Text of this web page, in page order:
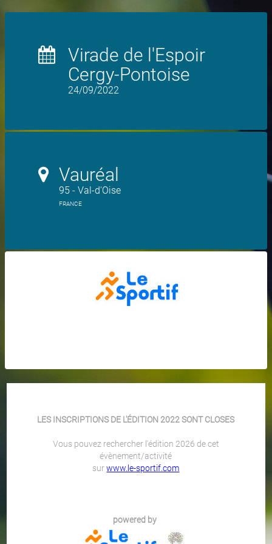
Virade de l'Espoir
Cergy-Pontoise
24/09/2022
Vauréal
95 - Val-d'Oise
FRANCE
LES INSCRIPTIONS DE L'ÉDITION 2022 SONT CLOSES
Vous pouvez rechercher l'édition 2026 de cet
évènement/activité
surwww.le-sportif.com
powered by